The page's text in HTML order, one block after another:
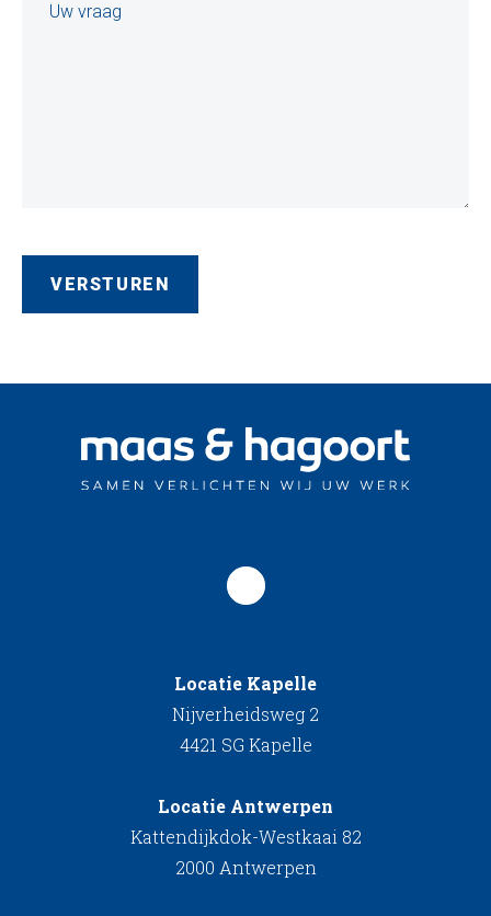
Locatie Kapelle
Nijverheidsweg 2
4421 SG Kapelle
Locatie Antwerpen
Kattendijkdok-Westkaai 82
2000 Antwerpen